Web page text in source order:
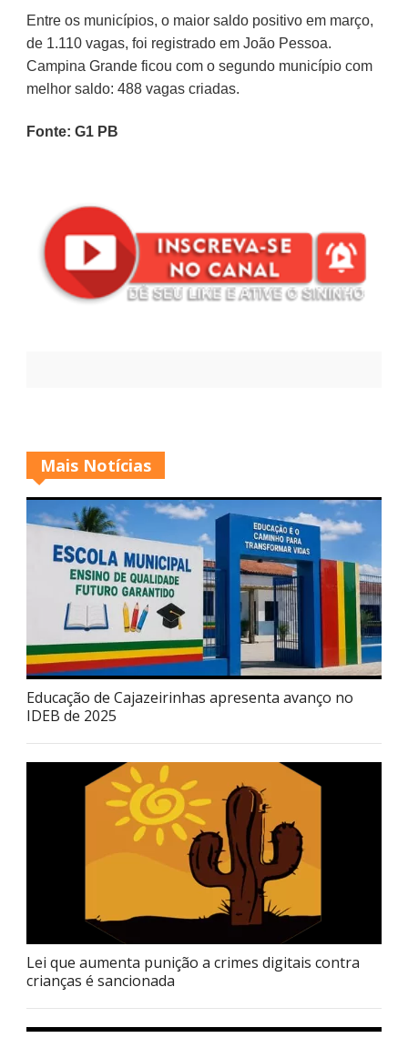
Entre os municípios, o maior saldo positivo em março,
de 1.110 vagas, foi registrado em João Pessoa.
Campina Grande ficou com o segundo município com
melhor saldo: 488 vagas criadas.
Fonte: G1 PB
Mais Notícias
Educação de Cajazeirinhas apresenta avanço no
IDEB de 2025
Lei que aumenta punição a crimes digitais contra
crianças é sancionada